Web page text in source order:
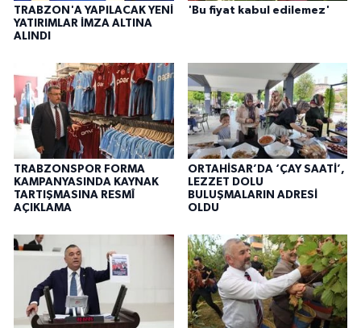
TRABZON'A YAPILACAK YENİ
YATIRIMLAR İMZA ALTINA
ALINDI
'Bu fiyat kabul edilemez'
TRABZONSPOR FORMA
KAMPANYASINDA KAYNAK
TARTIŞMASINA RESMÎ
AÇIKLAMA
ORTAHİSAR’DA ‘ÇAY SAATİ’,
LEZZET DOLU
BULUŞMALARIN ADRESİ
OLDU